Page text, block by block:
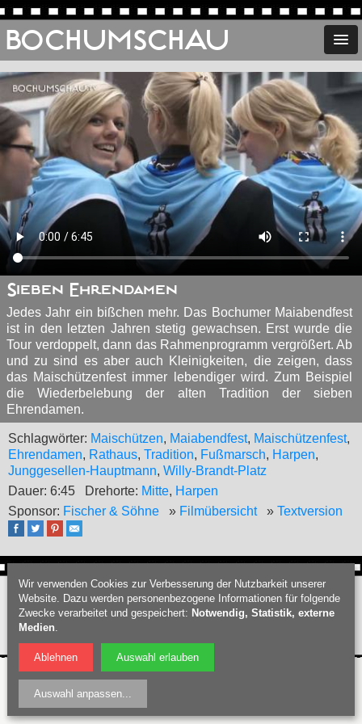
BOCHUMSCHAU
Sieben Ehrendamen
Jedes Jahr ein bißchen mehr. Das Bochumer Maiabendfest
ist in den letzten Jahren stetig gewachsen. Erst wurde die
Tour verdoppelt, dann das Rahmenprogramm vergrößert. Ab
und zu sind es aber auch Kleinigkeiten, die zeigen, dass
das Maischützenfest immer lebendiger wird. Zum Beispiel
die Wiederbelebung der alten Tradition der sieben
Ehrendamen.
Schlagwörter: Maischützen, Maiabendfest, Maischützenfest,
Ehrendamen, Rathaus, Tradition, Fußmarsch, Harpen,
Junggesellen-Hauptmann, Willy-Brandt-Platz
Dauer: 6:45
Drehorte: Mitte, Harpen
Sponsor: Fischer & Söhne » Filmübersicht » Textversion
Webdesign Bochum:PIXELHAUS®
Filmproduktion Bochum | Fotograf Bochum | Hochzeitsfotograf Bochum
|
Datenschutz
Wir verwenden Cookies zur Verbesserung der Nutzbarkeit unserer
Website. Dazu werden personenbezogene Informationen für folgende
Zwecke verarbeitet und gespeichert: Notwendig, Statistik, externe
Medien.
Ablehnen Auswahl erlauben
Auswahl anpassen...